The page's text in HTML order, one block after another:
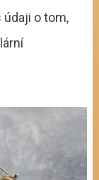
o tom,